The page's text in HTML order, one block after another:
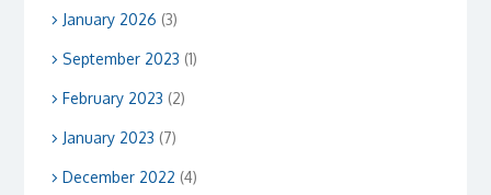
January 2026 (3)
September 2023 (1)
February 2023 (2)
January 2023 (7)
December 2022 (4)